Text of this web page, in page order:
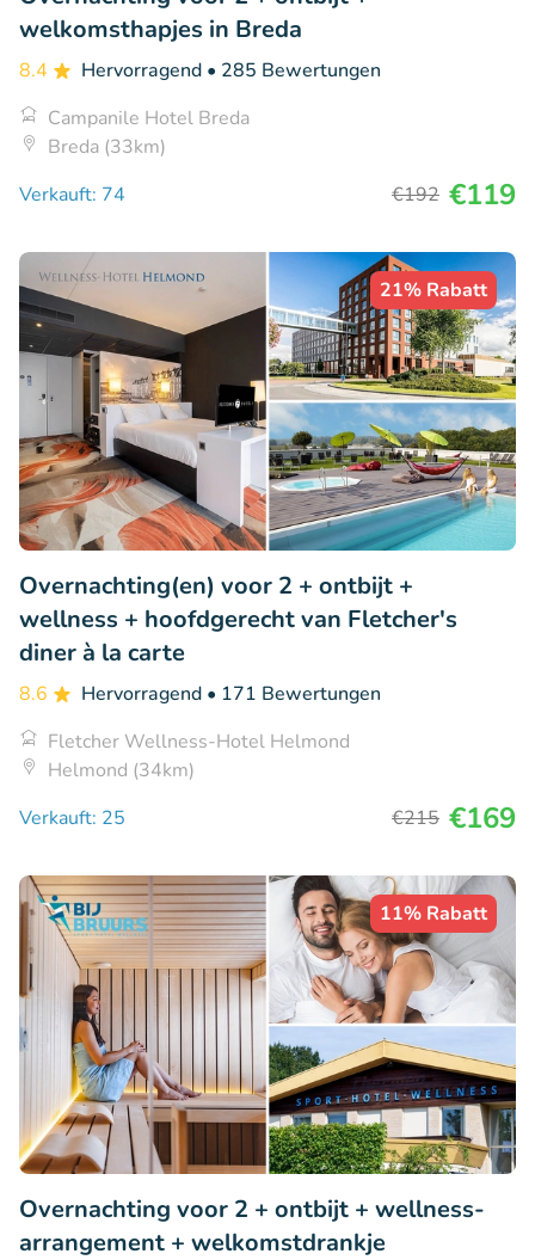
welkomsthapjes in Breda
8.4 Hervorragend • 285 Bewertungen
Campanile Hotel Breda
Breda (33km)
Verkauft: 74
€192 €119
21% Rabatt
Overnachting(en) voor 2 + ontbijt +
wellness + hoofdgerecht van Fletcher's
diner à la carte
8.6 Hervorragend • 171 Bewertungen
Fletcher Wellness-Hotel Helmond
Helmond (34km)
Verkauft: 25
€215 €169
11% Rabatt
Overnachting voor 2 + ontbijt + wellness-
arrangement + welkomstdrankje